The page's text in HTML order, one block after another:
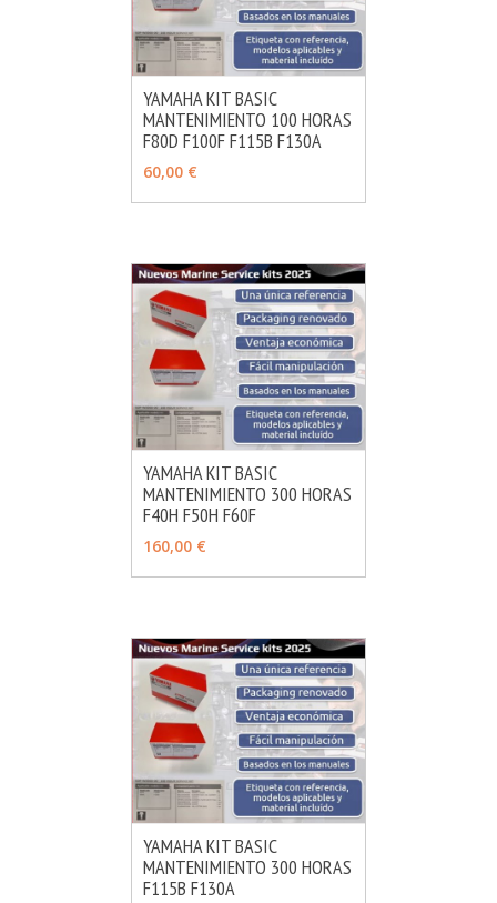
AÑADIR MÁS INFO
YAMAHA KIT BASIC
MANTENIMIENTO 100 HORAS
F80D F100F F115B F130A
60,00 €
AÑADIR MÁS INFO
YAMAHA KIT BASIC
MANTENIMIENTO 300 HORAS
F40H F50H F60F
160,00 €
AÑADIR MÁS INFO
YAMAHA KIT BASIC
MANTENIMIENTO 300 HORAS
F115B F130A